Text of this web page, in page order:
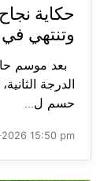
حكاية
وتنتهي في
بعد موسم
الدرجة
حسم ل...
15:50 pm